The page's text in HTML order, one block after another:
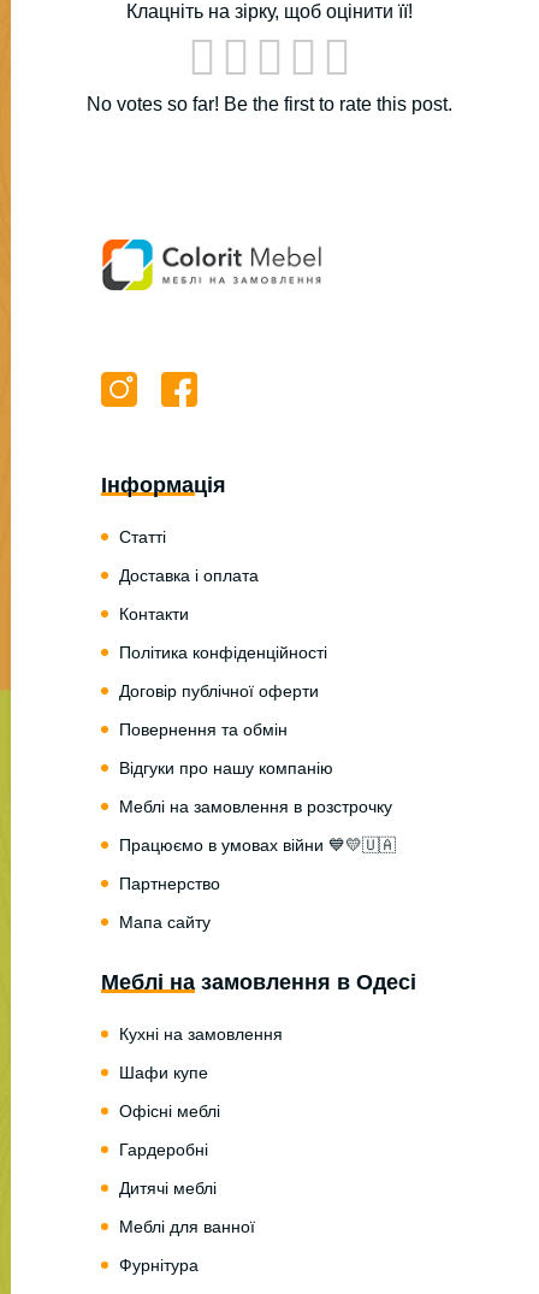
Клацніть на зірку, щоб оцінити її!
No votes so far! Be the first to rate this post.
Інформація
Статті
Доставка і оплата
Контакти
Політика конфіденційності
Договір публічної оферти
Повернення та обмін
Відгуки про нашу компанію
Меблі на замовлення в розстрочку
Працюємо в умовах війни 💙💛🇺🇦
Партнерство
Мапа сайту
Меблі на замовлення в Одесі
Кухні на замовлення
Шафи купе
Офісні меблі
Гардеробні
Дитячі меблі
Меблі для ванної
Фурнітура